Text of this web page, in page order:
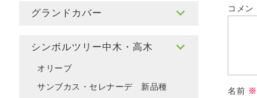
コメン
名前 ※
グランドカバー
シンボルツリー中木・高木
オリーブ
サンブカス・セレナーデ 新品種